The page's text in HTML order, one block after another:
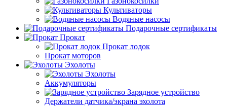
Культиваторы
Водяные насосы
Подарочные сертификаты
Прокат
Прокат лодок
Прокат моторов
Эхолоты
Эхолоты
Аккумуляторы
Зарядное устройство
Держатели датчика/экрана эхолота